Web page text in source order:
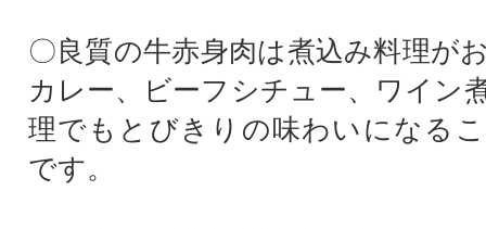
〇良質の牛赤身肉は煮込み料理が
カレー、ビーフシチュー、ワイン
理でもとびきりの味わいになる
です。